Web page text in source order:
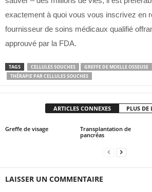
exactement à quoi vous vous inscrivez en
fournisseur de soins médicaux qualifié
approuvé par la FDA.
TAGS CELLULES SOUCHES
GREFFE DE MOELLE OSSEUSE
THÉRAPIE PAR CELLULES SOUCHES
ARTICLES CONNEXES PLUS DE
Greffe de visage
Transplantation de
pancréas
LAISSER UN COMMENTAIRE